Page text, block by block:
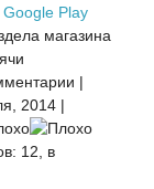
Play
магазина
|
2014 |
12, в